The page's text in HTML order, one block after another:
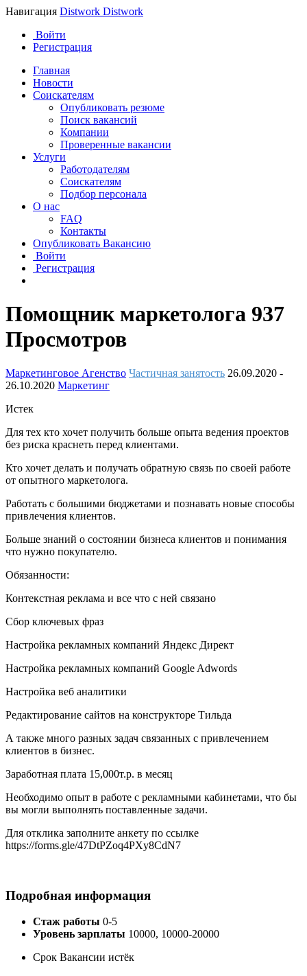
Навигация Distwork Distwork
Войти
Регистрация
Главная
Новости
Соискателям
Опубликовать резюме
Поиск вакансий
Компании
Проверенные вакансии
Услуги
Работодателям
Соискателям
Подбор персонала
О нас
FAQ
Контакты
Опубликовать Вакансию
Войти
Регистрация
Помощник маркетолога 937
Просмотров
Маркетинговое Агенство Частичная занятость 26.09.2020 -
26.10.2020 Маркетинг
Истек
Для тех кто хочет получить больше опыта ведения проектов
без риска краснеть перед клиентами.
Кто хочет делать и получать обратную связь по своей работе
от опытного маркетолога.
Работать с большими бюджетами и познавать новые способы
привлечения клиентов.
Больше знаний о состоянии бизнеса клиентов и понимания
что нужно покупателю.
Обязанности:
Контекстная реклама и все что с ней связано
Сбор ключевых фраз
Настройка рекламных компаний Яндекс Директ
Настройка рекламных компаний Google Adwords
Настройка веб аналитики
Редактирование сайтов на конструкторе Тильда
А также много разных задач связанных с привлечением
клиентов в бизнес.
Заработная плата 15,000т.р. в месяц
Необходимо опыт в работе с рекламными кабинетами, что бы
вы могли выполнять поставленные задачи.
Для отклика заполните анкету по ссылке
https://forms.gle/47DtPZoq4PXy8CdN7
Подробная информация
Стаж работы 0-5
Уровень зарплаты 10000, 10000-20000
Срок Вакансии истёк